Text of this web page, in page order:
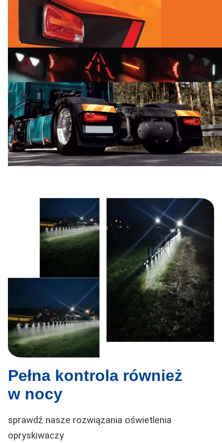
Pełna kontrola również
w nocy
sprawdź nasze rozwiązania oświetlenia
opryskiwaczy